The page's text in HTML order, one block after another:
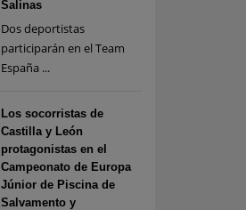
Salinas
Dos deportistas
participarán en el Team
España ...
Los socorristas de
Castilla y León
protagonistas en el
Campeonato de Europa
Júnior de Piscina de
Salvamento y